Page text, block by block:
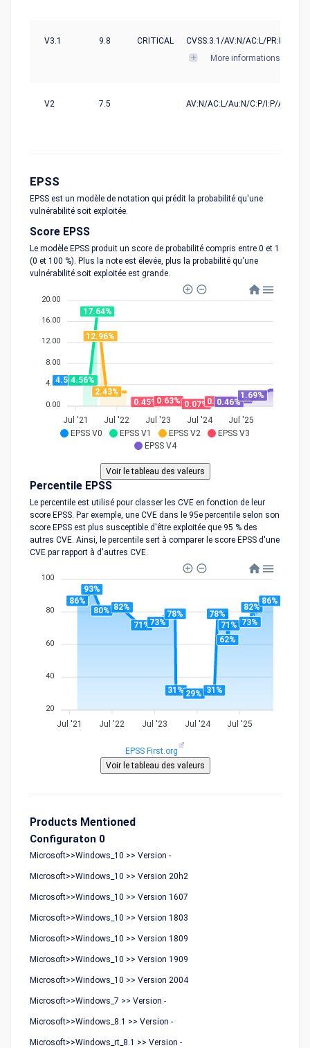
V3.1 9.8 CRITICAL
CVSS:3.1/AV:N/AC:L/PR:N/UI:N/
More informations
V2 7.5 AV:N/AC:L/Au:N/C:P/I:P/A:P
EPSS
EPSS est un modèle de notation qui prédit la probabilité qu'une
vulnérabilité soit exploitée.
Score EPSS
Le modèle EPSS produit un score de probabilité compris entre 0 et 1
(0 et 100 %). Plus la note est élevée, plus la probabilité qu'une
vulnérabilité soit exploitée est grande.
EPSS V0 EPSS V1 EPSS V2
EPSS V3
EPSS V4
20.00
16.00
12.00
8.00
4.00
0.00
4.56%4.56%
17.64%
12.96%
2.43%
0.45%0.63% 0.07%0.59%
0.46%
1.69%
Jul '21 Jul '22 Jul '23 Jul '24 Jul '25
Percentile EPSS
Le percentile est utilisé pour classer les CVE en fonction de leur
score EPSS. Par exemple, une CVE dans le 95e percentile selon son
score EPSS est plus susceptible d'être exploitée que 95 % des
autres CVE. Ainsi, le percentile sert à comparer le score EPSS d'une
CVE par rapport à d'autres CVE.
100
80
60
40
20
86%
93%
80% 82%
71%73%
78%
31%29% 31%
78%
62%
71% 73%
82%
86%
Jul '21 Jul '22 Jul '23 Jul '24 Jul '25
EPSS First.org
Products Mentioned
Configuraton 0
Microsoft>>Windows_10 >> Version -
Microsoft>>Windows_10 >> Version 20h2
Microsoft>>Windows_10 >> Version 1607
Microsoft>>Windows_10 >> Version 1803
Microsoft>>Windows_10 >> Version 1809
Microsoft>>Windows_10 >> Version 1909
Microsoft>>Windows_10 >> Version 2004
Microsoft>>Windows_7 >> Version -
Microsoft>>Windows_8.1 >> Version -
Microsoft>>Windows_rt_8.1 >> Version -